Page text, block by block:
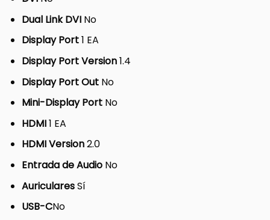
Dual Link DVI No
Display Port1 EA
Display Port Version1.4
Display Port Out No
Mini-Display Port No
HDMI1 EA
HDMI Version2.0
Entrada de Audio No
AuricularesSí
USB-CNo